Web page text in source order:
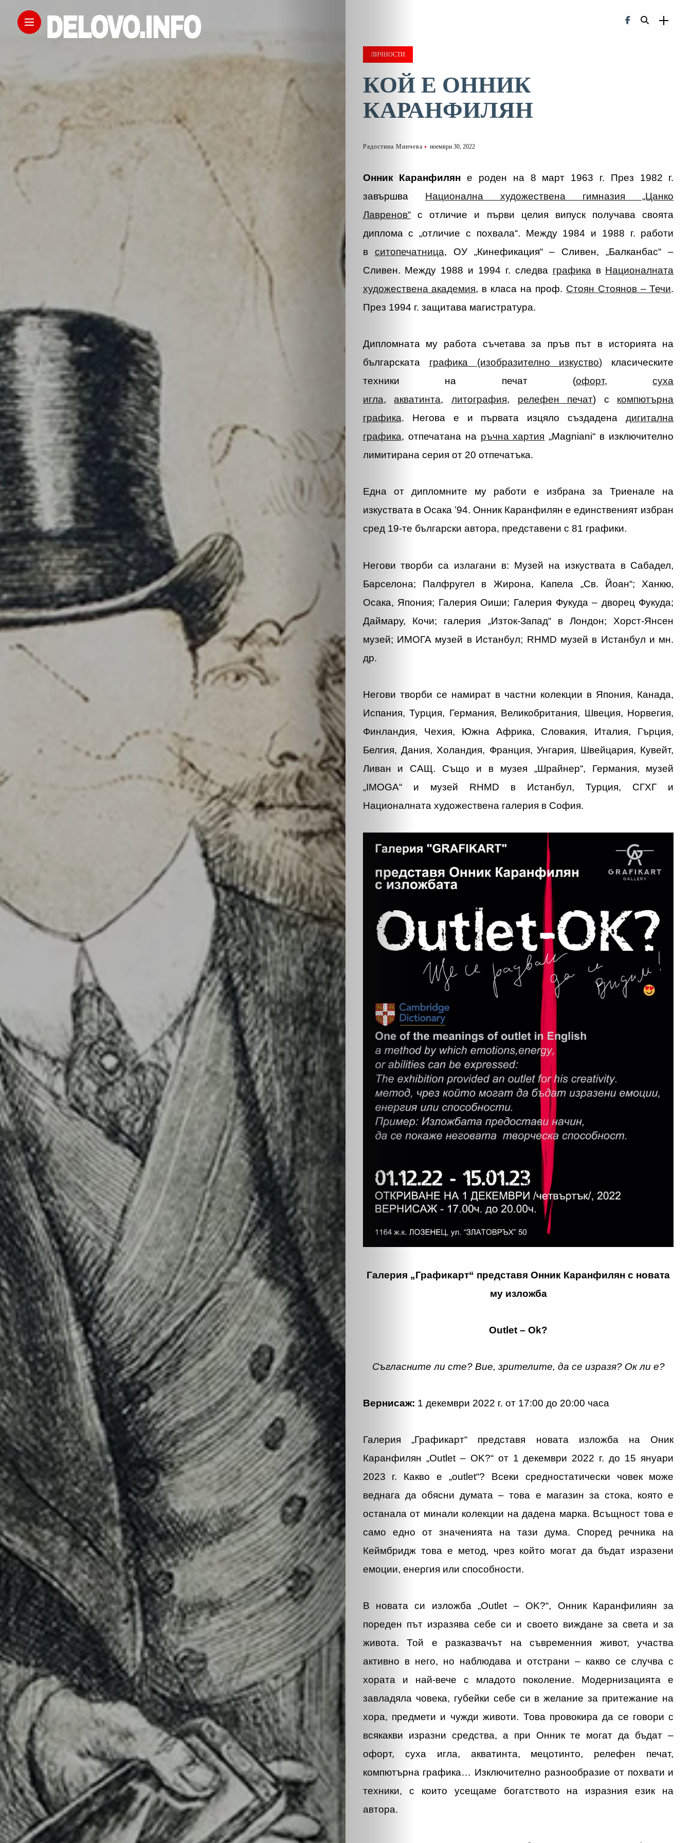
ЗА
НАС
ЛИДЕРИ
СЪБИТИЯ
БИЗНЕСЪТ
БИО
КАНТОРА
ЛИЧНОСТИ
УСПЕХ
ОНЛАЙН
ПАРИ
ПОТРЕБИТЕЛИТЕ
ПРОФЕСИИ
ПСИХОЛОГИЯ
ТРАНСПОРТ
ЛИЧНОСТИ
КОЙ Е ОННИК
КАРАНФИЛЯН
Радостина Минчева ноември 30, 2022
Онник Каранфилян е роден на 8 март 1963 г. През 1982 г.
завършва Национална художествена гимназия „Цанко
Лавренов“с отличие и първи целия випуск получава своята
диплома с „отличие с похвала“. Между 1984 и 1988 г. работи
в ситопечатница, ОУ „Кинефикация“ – Сливен, „Балканбас“ –
Сливен. Между 1988 и 1994 г. следва графика в Националната
художествена академия, в класа на проф. Стоян Стоянов – Течи.
През 1994 г. защитава магистратура.
Дипломната му работа съчетава за пръв път в историята на
българската графика (изобразително изкуство) класическите
техники на печат (офорт,суха
игла,акватинта, литография, релефен печат) с компютърна
графика. Негова е и първата изцяло създаденадигитална
графика, отпечатана на ръчна хартия „Magniani“ в изключително
лимитирана серия от 20 отпечатъка.
Една от дипломните му работи е избрана за Триенале на
изкуствата в Осака ’94. Онник Каранфилян е единственият избран
сред 19-те български автора, представени с 81 графики.
Негови творби са излагани в: Музей на изкуствата в Сабадел,
Барселона; Палфругел в Жирона, Капела „Св. Йоан“; Ханкю,
Осака, Япония; Галерия Оиши; Галерия Фукуда – дворец Фукуда;
Даймару, Кочи; галерия „Изток-Запад“ в Лондон; Хорст-Янсен
музей; ИМОГА музей в Истанбул; RHMD музей в Истанбул и мн.
др.
Негови творби се намират в частни колекции в Япония, Канада,
Испания, Турция, Германия, Великобритания, Швеция, Норвегия,
Финландия, Чехия, Южна Африка, Словакия, Италия, Гърция,
Белгия, Дания, Холандия, Франция, Унгария, Швейцария, Кувейт,
Ливан и САЩ. Също и в музея „Шрайнер“, Германия, музей
„IMOGA“ и музей RHMD в Истанбул, Турция, СГХГ и
Националната художествена галерия в София.
Галерия „Графикарт“ представя Онник Каранфилян с новата
му изложба
Outlet – Ok?
Съгласните ли сте? Вие, зрителите, да се изразя? Ок ли е?
Вернисаж: 1 декември 2022 г. от 17:00 до 20:00 часа
Галерия „Графикарт“ представя новата изложба на Оник
Каранфилян „Outlet – OK?“ от 1 декември 2022 г. до 15 януари
2023 г. Какво е „оutlet“? Всеки средностатически човек може
веднага да обясни думата – това е магазин за стока, която е
останала от минали колекции на дадена марка. Всъщност това е
само едно от значенията на тази дума. Според речника на
Кеймбридж това е метод, чрез който могат да бъдат изразени
емоции, енергия или способности.
В новата си изложба „Outlet – OK?“, Онник Каранфилиян за
пореден път изразява себе си и своето виждане за света и за
живота. Той е разказвачът на съвременния живот, участва
активно в него, но наблюдава и отстрани – какво се случва с
хората и най-вече с младото поколение. Модернизацията е
завладяла човека, губейки себе си в желание за притежание на
хора, предмети и чужди животи. Това провокира да се говори с
всякакви изразни средства, а при Онник те могат да бъдат –
офорт, суха игла, акватинта, мецотинто, релефен печат,
компютърна графика… Изключително разнообразие от похвати и
техники, с които усещаме богатството на изразния език на
автора.